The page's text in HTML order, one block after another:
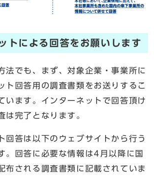
トによる回答をお願いします
法でも、まず、対象企業・事業所に
ト回答用の調査書類をお送りするこ
います。インターネットで回答頂け
は完了となります。
回答は以下のウェブサイトから行う
。回答に必要な情報は4月以降に国
布される調査書類に記載されていま